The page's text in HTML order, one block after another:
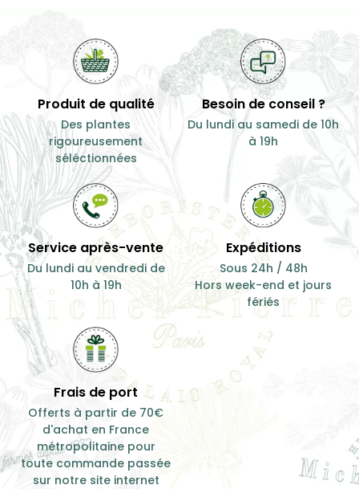
Produit de qualité
Des plantes
rigoureusement
séléctionnées
Besoin de conseil ?
Du lundi au samedi de 10h
à 19h
Service après-vente
Du lundi au vendredi de
10h à 19h
Expéditions
Sous 24h / 48h
Hors week-end et jours
fériés
Frais de port
Offerts à partir de 70€
d'achat en France
métropolitaine pour
toute commande passée
sur notre site internet